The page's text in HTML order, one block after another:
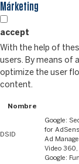
Márketing
accept
With the help of
users. By means of
optimize the user
content.
Nombre
DSID
Google:
for
Ad
Video
Google: